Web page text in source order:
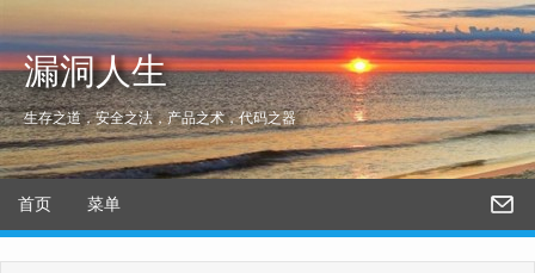
漏洞人生
生存之道，安全之法，产品之术，代码之器
首页 菜单